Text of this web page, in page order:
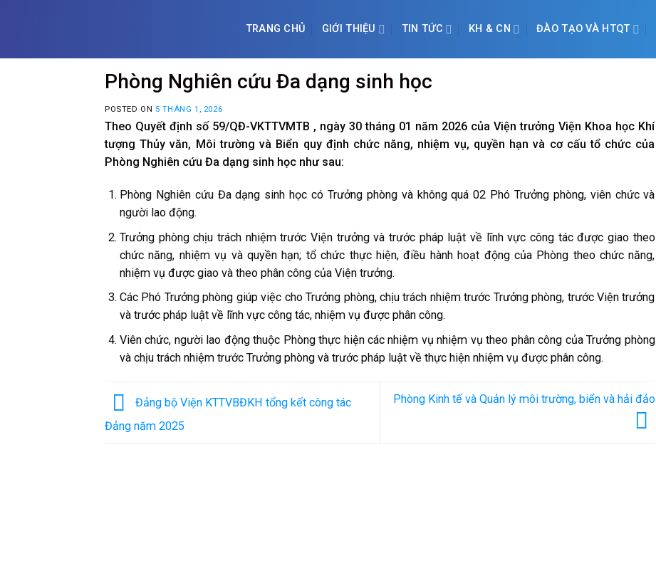
TRANG CHỦ GIỚI THIỆU TIN TỨC KH & CN ĐÀO TẠO VÀ HTQT
Phòng Nghiên cứu Đa dạng sinh học
POSTED ON 5 THÁNG 1, 2026
Theo Quyết định số 59/QĐ-VKTTVMTB , ngày 30 tháng 01 năm 2026 của Viện trưởng Viện Khoa học Khí
tượng Thủy văn, Môi trường và Biển quy định chức năng, nhiệm vụ, quyền hạn và cơ cấu tổ chức của
Phòng Nghiên cứu Đa dạng sinh học như sau:
Phòng Nghiên cứu Đa dạng sinh học có Trưởng phòng và không quá 02 Phó Trưởng phòng, viên chức và
người lao động.
Trưởng phòng chịu trách nhiệm trước Viện trưởng và trước pháp luật về lĩnh vực công tác được giao theo
chức năng, nhiệm vụ và quyền hạn; tổ chức thực hiện, điều hành hoạt động của Phòng theo chức năng,
nhiệm vụ được giao và theo phân công của Viện trưởng.
Các Phó Trưởng phòng giúp việc cho Trưởng phòng, chịu trách nhiệm trước Trưởng phòng, trước Viện trưởng
và trước pháp luật về lĩnh vực công tác, nhiệm vụ được phân công.
Viên chức, người lao động thuộc Phòng thực hiện các nhiệm vụ nhiệm vụ theo phân công của Trưởng phòng
và chịu trách nhiệm trước Trưởng phòng và trước pháp luật về thực hiện nhiệm vụ được phân công.
Đảng bộ Viện KTTVBĐKH tổng kết công tác
Đảng năm 2025
Phòng Kinh tế và Quản lý môi trường, biển và hải đảo